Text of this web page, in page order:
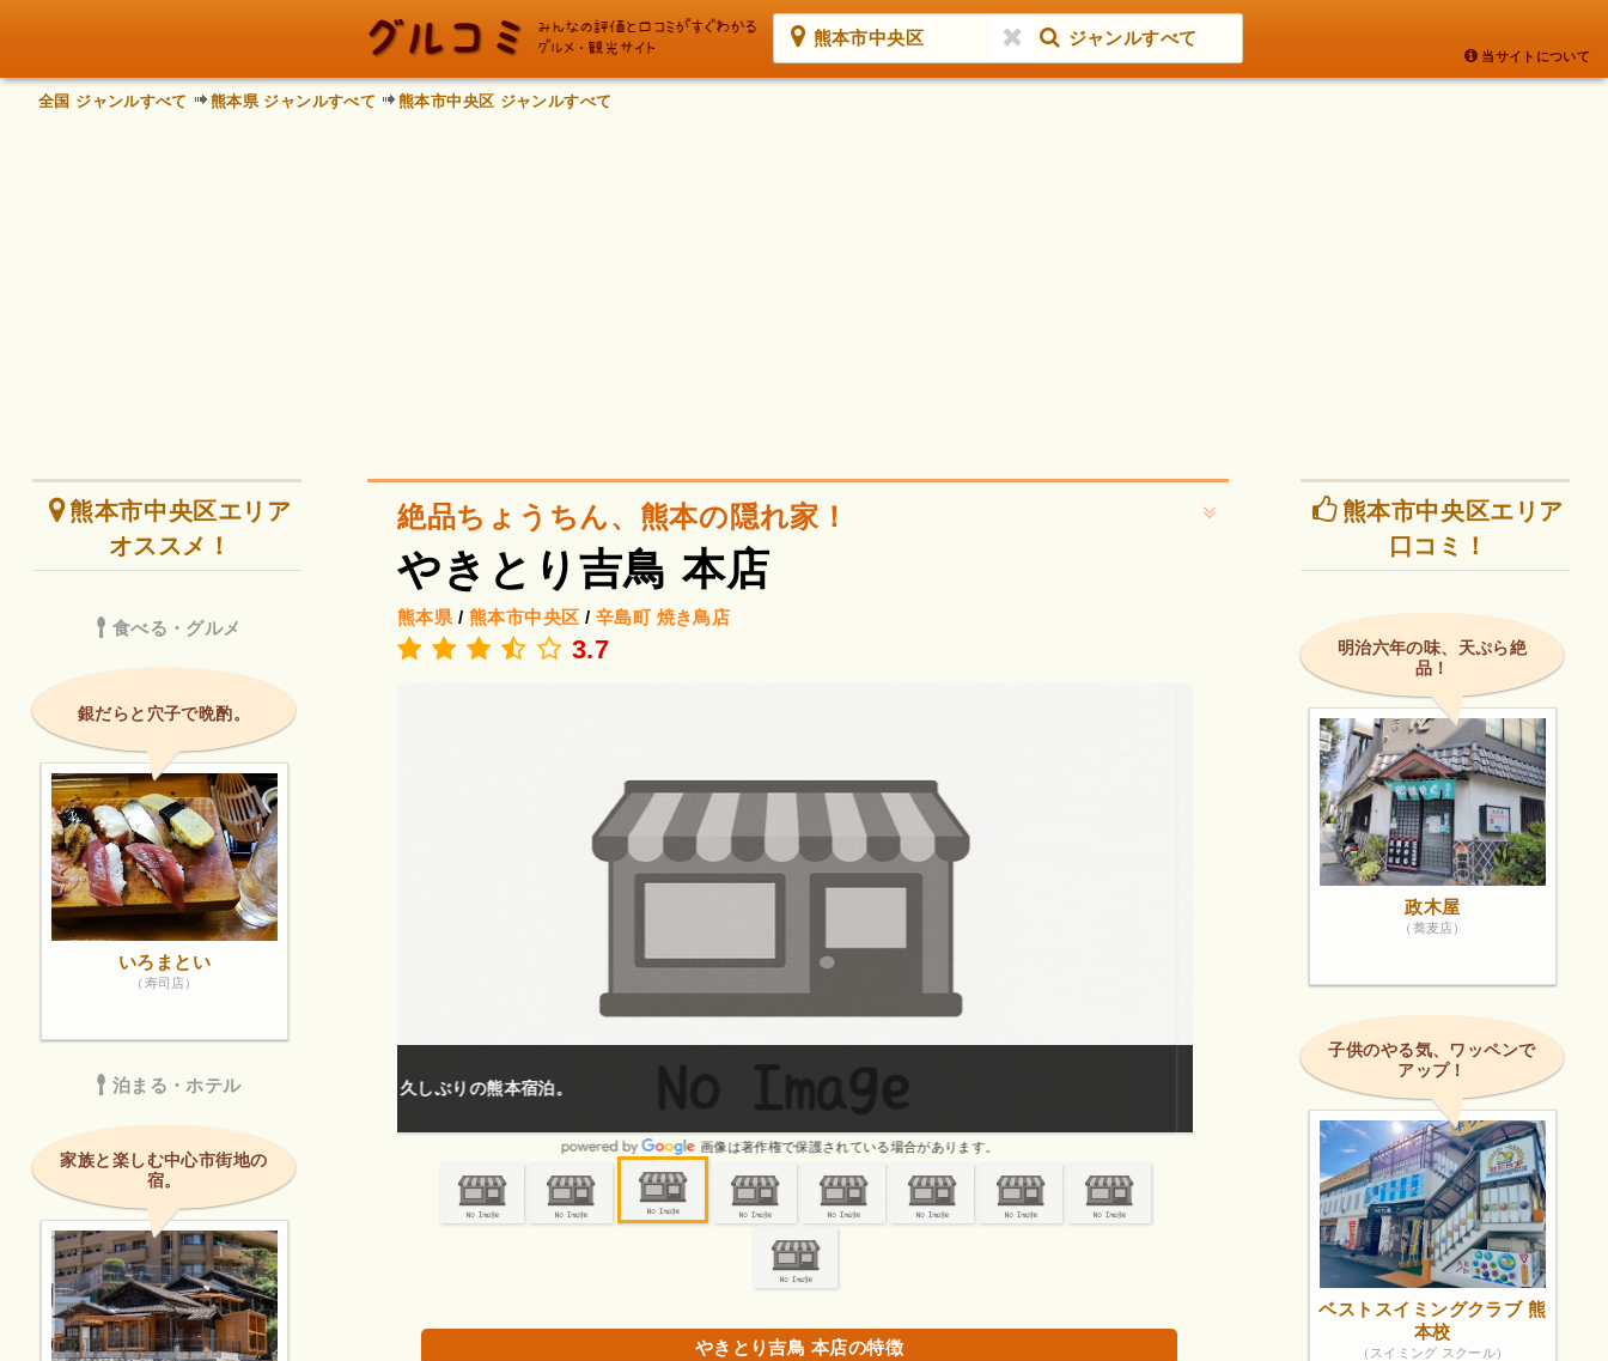
熊本市中央区 ジャンルすべて
当サイトについて
全国 ジャンルすべて 熊本県 ジャンルすべて 熊本市中央区 ジャンルすべて
絶品ちょうちん、熊本の隠れ家！
やきとり吉鳥 本店
熊本県 / 熊本市中央区 / 辛島町 焼き鳥店
3.7
保護されている場合があります。
焼き鳥は個人的に限ります。
画像は著作権で保護されている場合があります。
旦那様が予約してくれて 私の誕生日前祝いとし
いて数分 知る人ぞ知るって...
画像は著作権
やきとり吉鳥 本店の特徴
熊本市中央区エリア
オススメ！
食べる・グルメ
銀だらと穴子で晩酌。
いろまとい
（寿司店）
泊まる・ホテル
家族と楽しむ中心市街地の
宿。
熊本市中央区エリア
口コミ！
明治六年の味、天ぷら絶
品！
政木屋
（蕎麦店）
子供のやる気、ワッペンで
アップ！
ベストスイミングクラブ 熊
本校
（スイミング スクール）